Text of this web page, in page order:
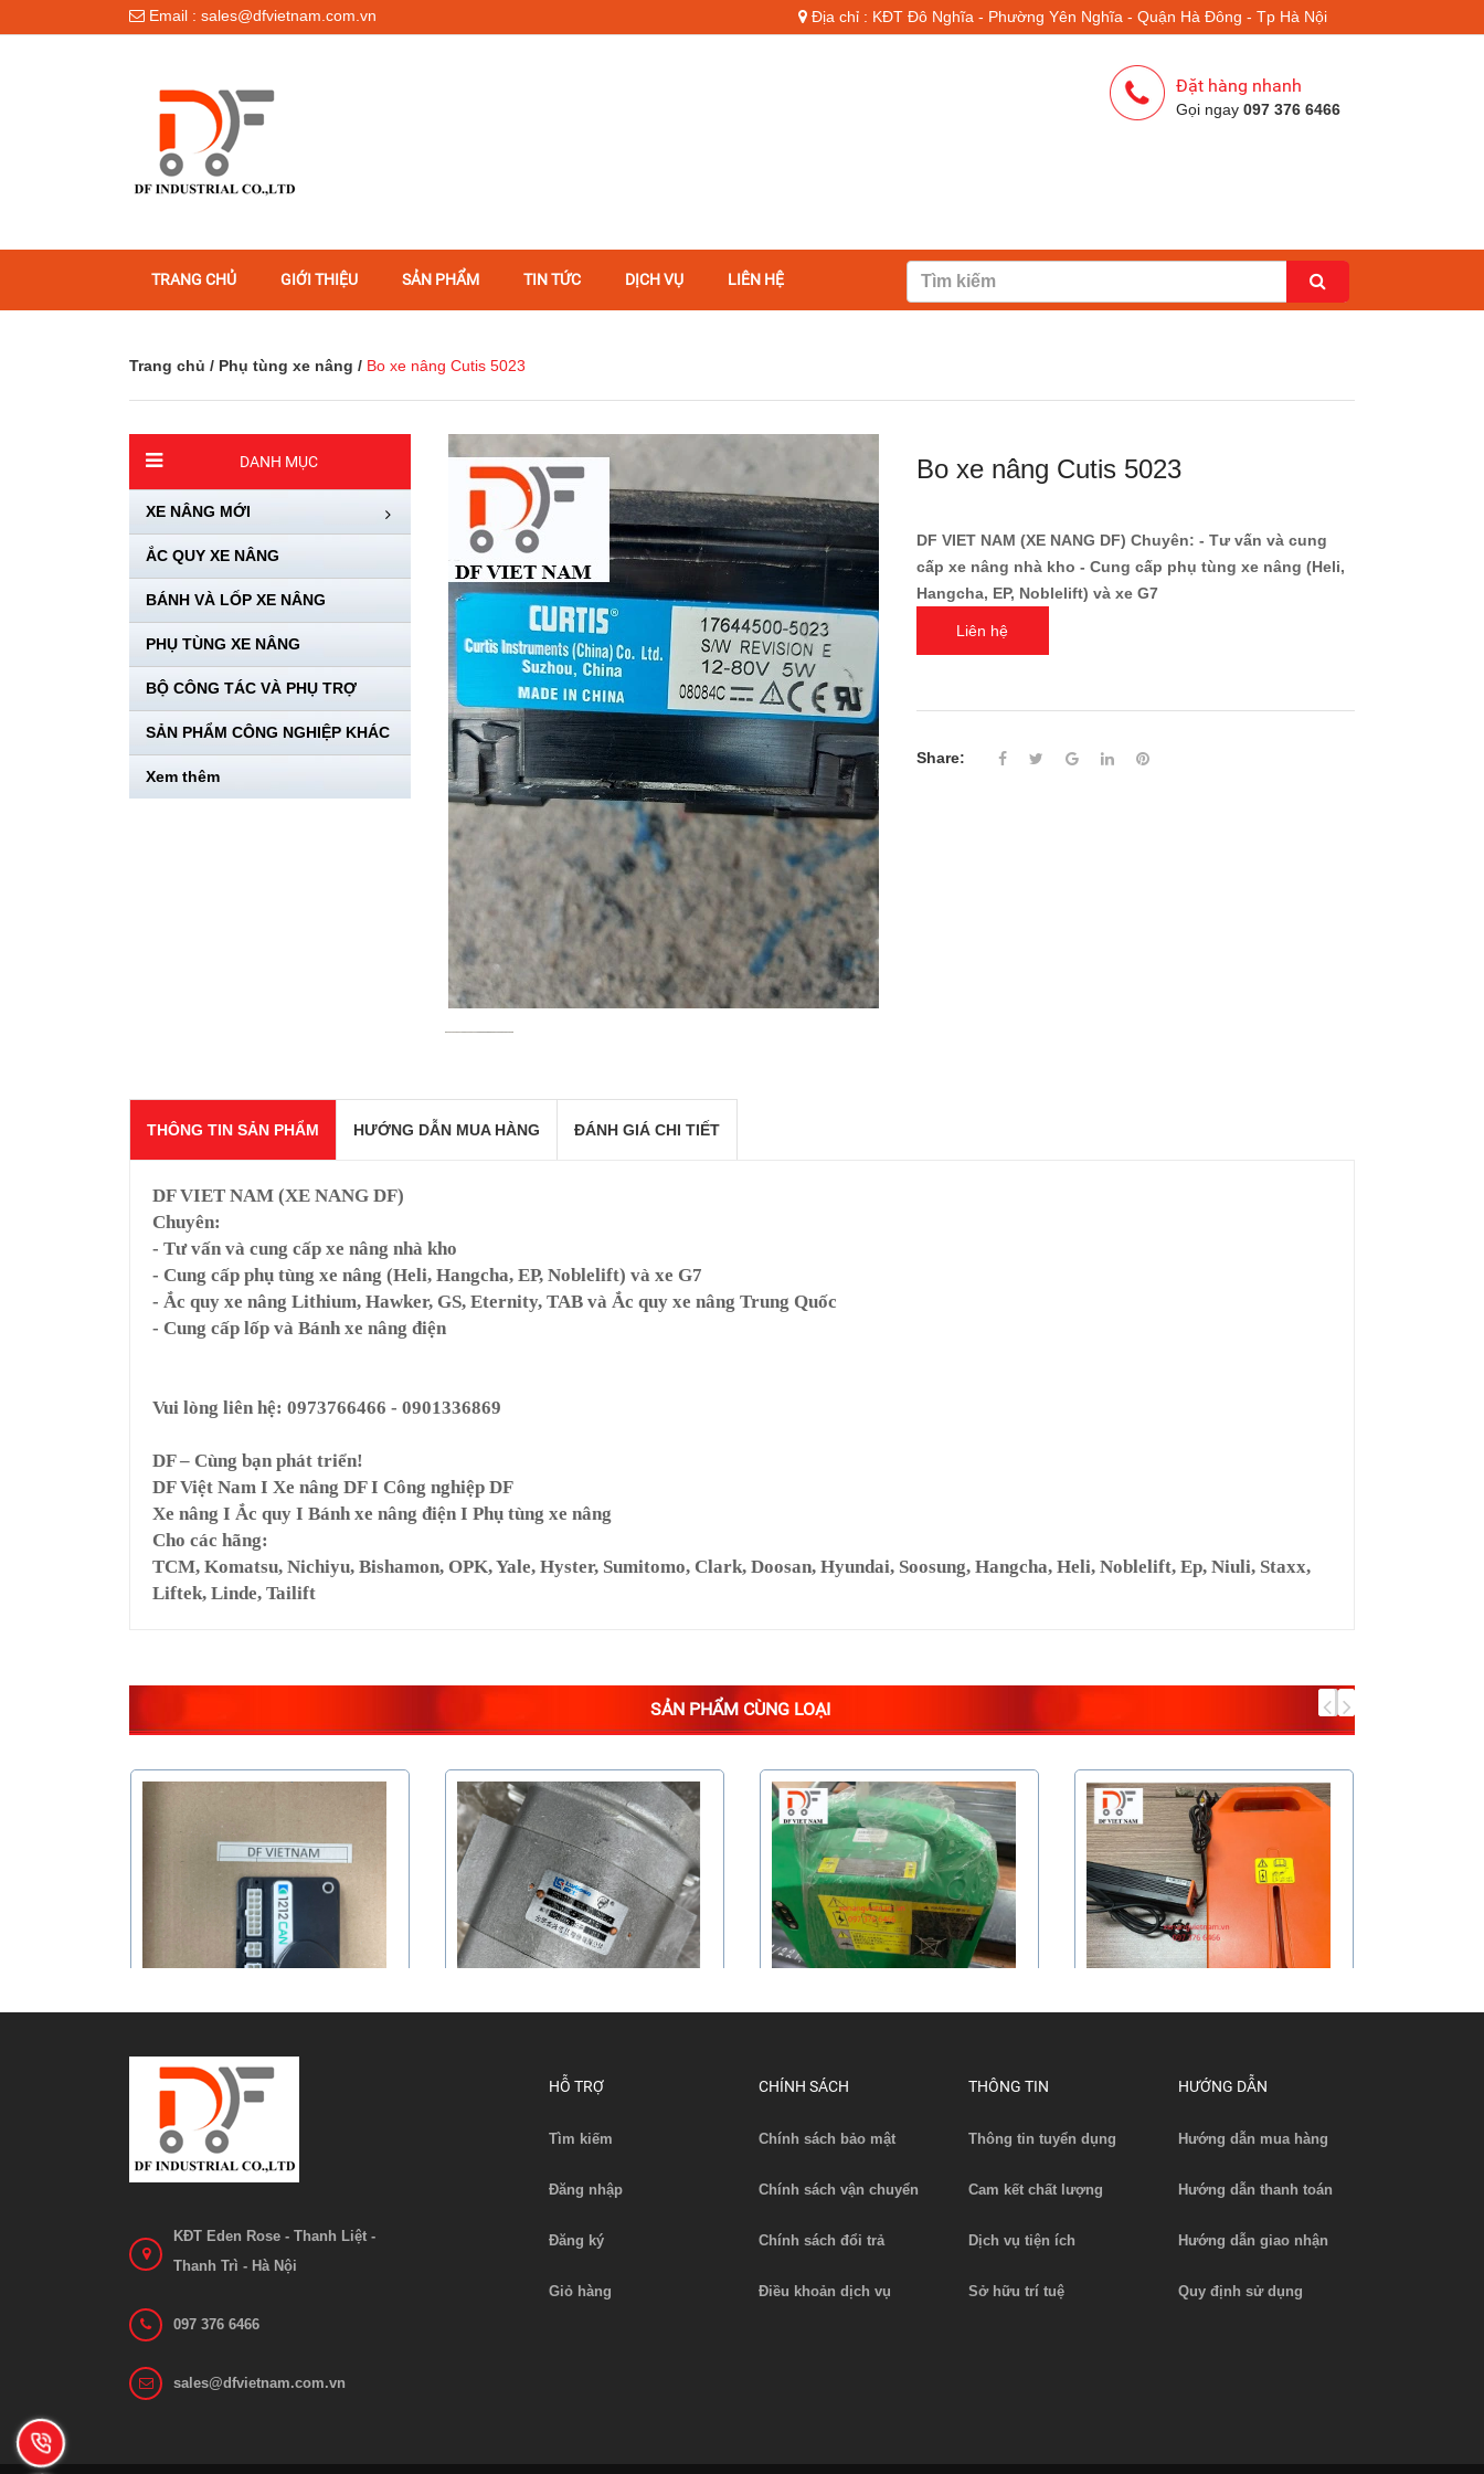
Email : sales@dfvietnam.com.vn Địa chỉ : KĐT Đô Nghĩa - Phường Yên Nghĩa - Quận Hà Đông - Tp Hà Nội
Đặt hàng nhanh
Gọi ngay 097 376 6466
TRANG CHỦ GIỚI THIỆU SẢN PHẨM TIN TỨC DỊCH VỤ LIÊN HỆ
Trang chủ / Phụ tùng xe nâng / Bo xe nâng Cutis 5023
DANH MỤC
XE NÂNG MỚI
ẮC QUY XE NÂNG
BÁNH VÀ LỐP XE NÂNG
PHỤ TÙNG XE NÂNG
BỘ CÔNG TÁC VÀ PHỤ TRỢ
SẢN PHẨM CÔNG NGHIỆP KHÁC
Xem thêm
Bo xe nâng Cutis 5023
DF VIET NAM (XE NANG DF) Chuyên: - Tư vấn và cung
cấp xe nâng nhà kho - Cung cấp phụ tùng xe nâng (Heli,
Hangcha, EP, Noblelift) và xe G7
Liên hệ
Share:
THÔNG TIN SẢN PHẨM HƯỚNG DẪN MUA HÀNG ĐÁNH GIÁ CHI TIẾT
DF VIET NAM (XE NANG DF)
Chuyên:
- Tư vấn và cung cấp xe nâng nhà kho
- Cung cấp phụ tùng xe nâng (Heli, Hangcha, EP, Noblelift) và xe G7
- Ắc quy xe nâng Lithium, Hawker, GS, Eternity, TAB và Ắc quy xe nâng Trung Quốc
- Cung cấp lốp và Bánh xe nâng điện
Vui lòng liên hệ: 0973766466 - 0901336869
DF – Cùng bạn phát triển!
DF Việt Nam I Xe nâng DF I Công nghiệp DF
Xe nâng I Ắc quy I Bánh xe nâng điện I Phụ tùng xe nâng
Cho các hãng:
TCM, Komatsu, Nichiyu, Bishamon, OPK, Yale, Hyster, Sumitomo, Clark, Doosan, Hyundai, Soosung, Hangcha, Heli, Noblelift, Ep, Niuli, Staxx,
Liftek, Linde, Tailift
SẢN PHẨM CÙNG LOẠI
Bo mạch 1212C-2503
Xem chi tiết
Bơm thủy lực xe nâng Liugong
Liên hệ
Xem chi tiết
Nobleli...
KĐT Eden Rose - Thanh Liệt -
Thanh Trì - Hà Nội
097 376 6466
sales@dfvietnam.com.vn
HỖ TRỢ
Tìm kiếm
Đăng nhập
Đăng ký
Giỏ hàng
CHÍNH SÁCH
Chính sách bảo mật
Chính sách vận chuyển
Chính sách đổi trả
Điều khoản dịch vụ
THÔNG TIN
Thông tin tuyển dụng
Cam kết chất lượng
Dịch vụ tiện ích
Sở hữu trí tuệ
HƯỚNG DẪN
Hướng dẫn mua hàng
Hướng dẫn thanh toán
Hướng dẫn giao nhận
Quy định sử dụng